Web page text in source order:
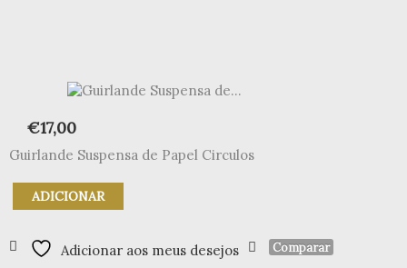
€17,00
Guirlande Suspensa de Papel Circulos
Quantidade
de
Suspensa
ADICIONAR
Adicionar aos meus desejos Comparar